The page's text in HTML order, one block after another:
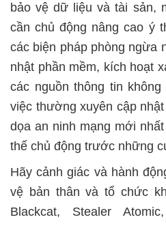
bảo vệ dữ liệu và tài sản,
cần chủ động nâng cao ý
các biện pháp phòng ngừa
nhật phần mềm, kích hoạt
các nguồn thông tin
việc thường xuyên cập
dọa an ninh mạng mới
thế chủ động trước những
Hãy cảnh giác và hành
vệ bản thân và tổ chức
Blackcat, Stealer